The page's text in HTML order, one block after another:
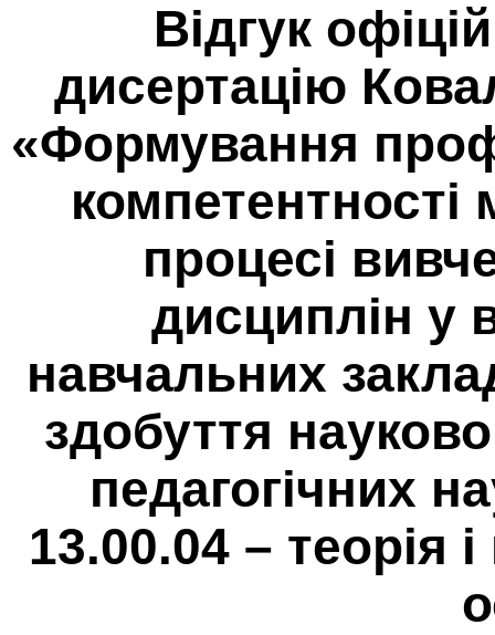
Відгук
дисертацію
«Формування
компетентності
процесі
дисциплін у
навчальних
здобуття
педагогічних
13.00.04 – теорія